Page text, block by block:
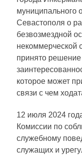
муниципального
Севастополя о
безвозмездной
некоммерческой
принято решение
которое может
связи с чем
12 июля 2024
Комиссии по
служебному
служащих и